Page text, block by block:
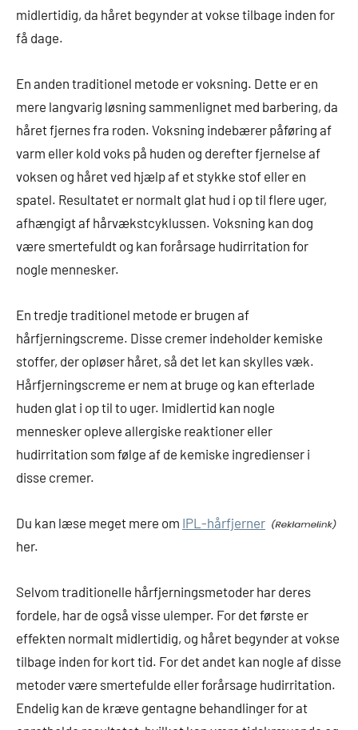
midlertidig, da håret begynder at vokse tilbage inden for
få dage.
En anden traditionel metode er voksning. Dette er en
mere langvarig løsning sammenlignet med barbering, da
håret fjernes fra roden. Voksning indebærer påføring af
varm eller kold voks på huden og derefter fjernelse af
voksen og håret ved hjælp af et stykke stof eller en
spatel. Resultatet er normalt glat hud i op til flere uger,
afhængigt af hårvækstcyklussen. Voksning kan dog
være smertefuldt og kan forårsage hudirritation for
nogle mennesker.
En tredje traditionel metode er brugen af ​​
hårfjerningscreme. Disse cremer indeholder kemiske
stoffer, der opløser håret, så det let kan skylles væk.
Hårfjerningscreme er nem at bruge og kan efterlade
huden glat i op til to uger. Imidlertid kan nogle
mennesker opleve allergiske reaktioner eller
hudirritation som følge af de kemiske ingredienser i
disse cremer.
Du kan læse meget mere om IPL-hårfjerner
her.
Selvom traditionelle hårfjerningsmetoder har deres
fordele, har de også visse ulemper. For det første er
effekten normalt midlertidig, og håret begynder at vokse
tilbage inden for kort tid. For det andet kan nogle af disse
metoder være smertefulde eller forårsage hudirritation.
Endelig kan de kræve gentagne behandlinger for at